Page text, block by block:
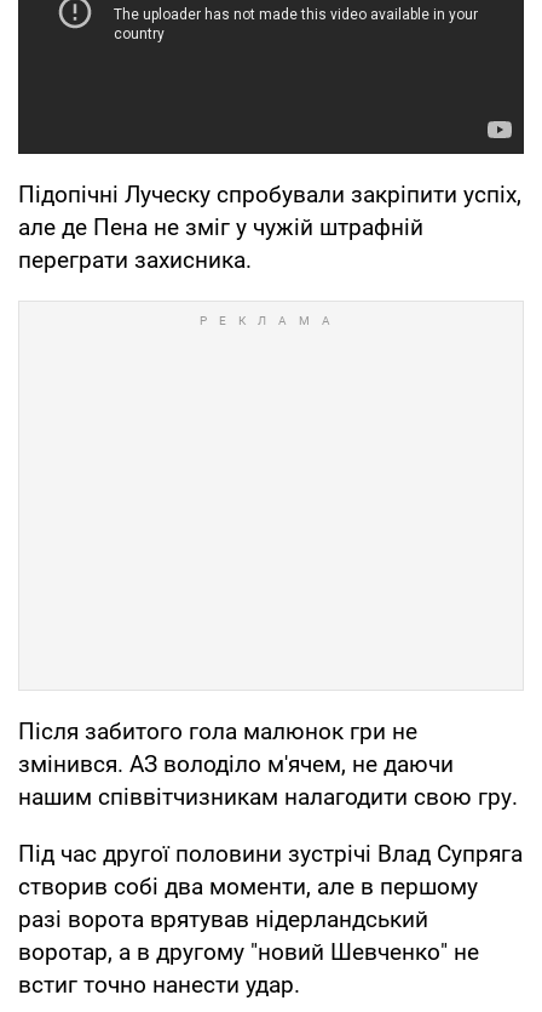
Підопічні Луческу спробували закріпити успіх,
але де Пена не зміг у чужій штрафній
переграти захисника.
Після забитого гола малюнок гри не
змінився. АЗ володіло м'ячем, не даючи
нашим співвітчизникам налагодити свою гру.
Під час другої половини зустрічі Влад Супряга
створив собі два моменти, але в першому
разі ворота врятував нідерландський
воротар, а в другому "новий Шевченко" не
встиг точно нанести удар.